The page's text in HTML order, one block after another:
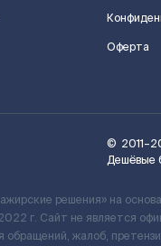
Оферта
©
Дешёвые
решения» на
г. Сайт не является
жалоб,